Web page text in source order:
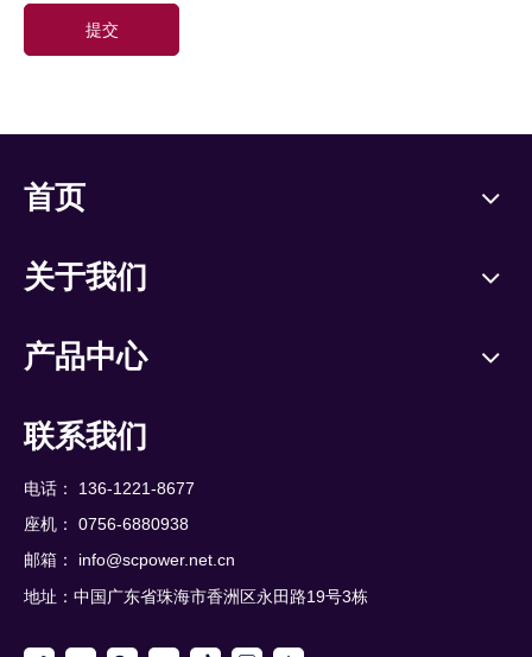
提交
首页
关于我们
产品中心
联系我们
电话： 136-1221-8677
座机： 0756-6880938
邮箱： info@scpower.net.cn
地址：中国广东省珠海市香洲区永田路19号3栋